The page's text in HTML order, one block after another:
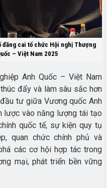
cai tổ chức Hội nghị Thượng
– Việt Nam 2025
Anh Quốc – Việt Nam
đẩy và làm sâu sắc hơn
tư giữa Vương quốc Anh
lược vào năng lượng tái tạo
quốc tế, sự kiện quy tụ
quan chức chính phủ và
các cơ hội hợp tác trong
mại, phát triển bền vững